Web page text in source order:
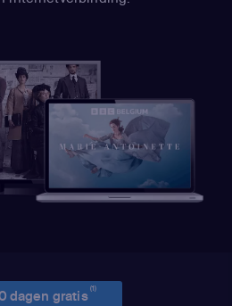
dagen gratis(1)